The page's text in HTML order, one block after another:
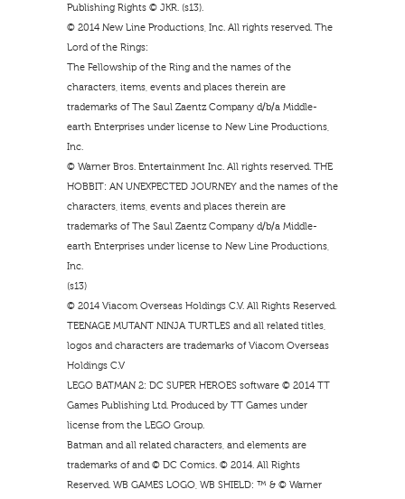
Publishing Rights © JKR. (s13).
© 2014 New Line Productions, Inc. All rights reserved. The
Lord of the Rings:
The Fellowship of the Ring and the names of the
characters, items, events and places therein are
trademarks of The Saul Zaentz Company d/b/a Middle-
earth Enterprises under license to New Line Productions,
Inc.
© Warner Bros. Entertainment Inc. All rights reserved. THE
HOBBIT: AN UNEXPECTED JOURNEY and the names of the
characters, items, events and places therein are
trademarks of The Saul Zaentz Company d/b/a Middle-
earth Enterprises under license to New Line Productions,
Inc.
(s13)
© 2014 Viacom Overseas Holdings C.V. All Rights Reserved.
TEENAGE MUTANT NINJA TURTLES and all related titles,
logos and characters are trademarks of Viacom Overseas
Holdings C.V
LEGO BATMAN 2: DC SUPER HEROES software © 2014 TT
Games Publishing Ltd. Produced by TT Games under
license from the LEGO Group.
Batman and all related characters, and elements are
trademarks of and © DC Comics. © 2014. All Rights
Reserved. WB GAMES LOGO, WB SHIELD: ™ & © Warner